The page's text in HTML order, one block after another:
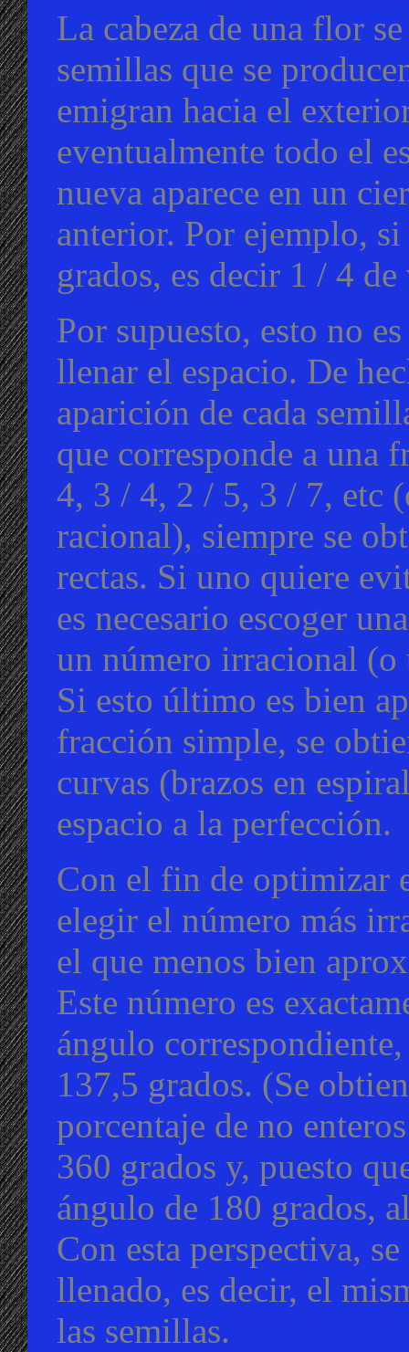
La cabeza de una flor
semillas que se
emigran hacia el
eventualmente todo el
nueva aparece en un
anterior. Por ejemplo,
grados, es decir 1 / 4
Por supuesto, esto no
llenar el espacio. De
aparición de cada
que corresponde a una
4, 3 / 4, 2 / 5, 3 / 7, etc
racional), siempre se
rectas. Si uno quiere
es necesario escoger
un número irracional
Si esto último es bien
fracción simple, se
curvas (brazos en
espacio a la perfección.
Con el fin de optimizar
elegir el número más
el que menos bien
Este número es
ángulo
137,5 grados. (Se
porcentaje de no
360 grados y, puesto
ángulo de 180 grados,
Con esta perspectiva,
llenado, es decir, el
las semillas.